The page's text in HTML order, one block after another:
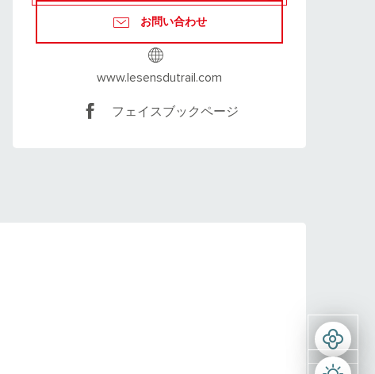
お問い合わせ
www.lesensdutrail.com
フェイスブックページ